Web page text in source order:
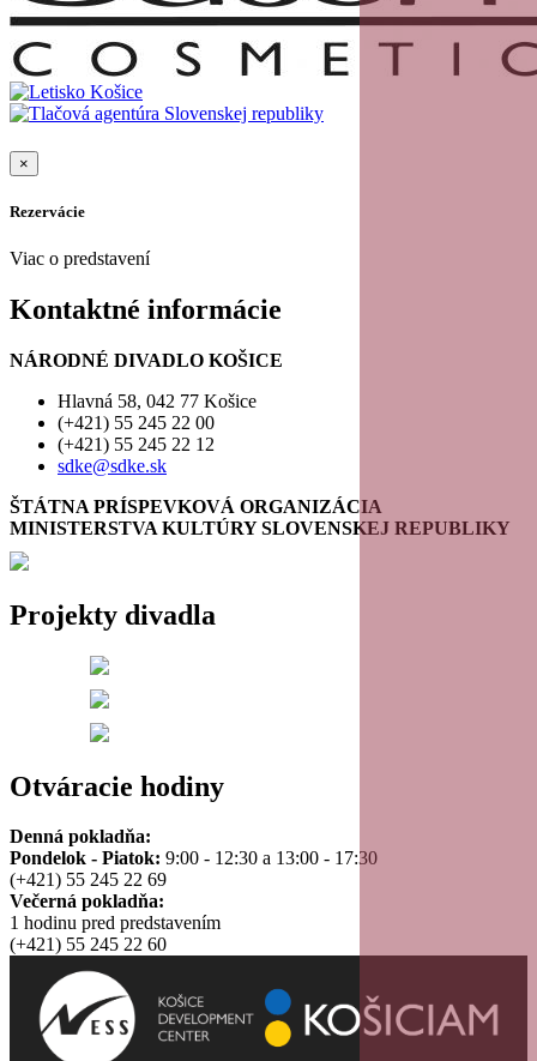
×
Rezervácie
Viac o predstavení
Kontaktné informácie
NÁRODNÉ DIVADLO KOŠICE
Hlavná 58, 042 77 Košice
(+421) 55 245 22 00
(+421) 55 245 22 12
sdke@sdke.sk
ŠTÁTNA PRÍSPEVKOVÁ ORGANIZÁCIA
MINISTERSTVA KULTÚRY SLOVENSKEJ REPUBLIKY
Projekty divadla
Otváracie hodiny
Denná pokladňa:
Pondelok - Piatok: 9:00 - 12:30 a 13:00 - 17:30
(+421) 55 245 22 69
Večerná pokladňa:
1 hodinu pred predstavením
(+421) 55 245 22 60